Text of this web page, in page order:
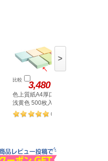
比較 3,480
色上質紙A4厚口90kg
浅黄色 500枚入
(
>